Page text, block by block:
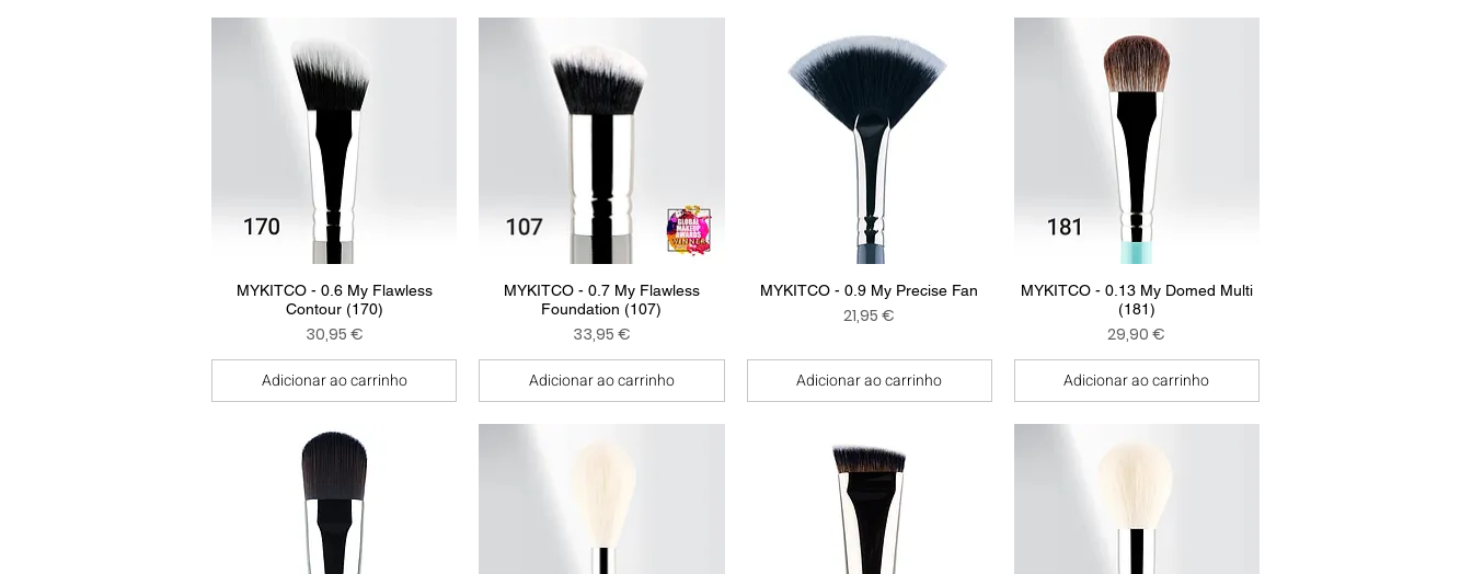
Visualização rápida
MYKITCO - 0.6 My Flawless
Contour (170)
Preço
30,95 €
Adicionar ao carrinho
Visualização rápida
MYKITCO - 0.7 My Flawless
Foundation (107)
Preço
33,95 €
Adicionar ao carrinho
Visualização rápida
MYKITCO - 0.9 My Precise Fan
Preço
21,95 €
Adicionar ao carrinho
Visualização rápida
MYKITCO - 0.13 My Domed Multi
(181)
Preço
29,90 €
Adicionar ao carrinho